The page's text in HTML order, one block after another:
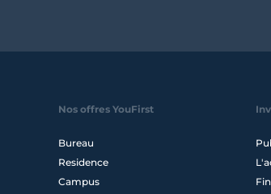
Nos offres YouFirst
Bureau
Residence
Campus